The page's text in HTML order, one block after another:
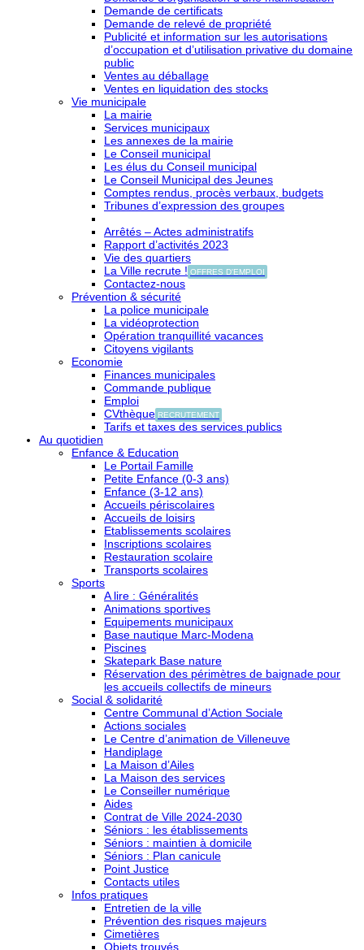
Demande de certificats
Demande de relevé de propriété
Publicité et information sur les autorisations
d’occupation et d’utilisation privative du domaine
public
Ventes au déballage
Ventes en liquidation des stocks
Vie municipale
La mairie
Services municipaux
Les annexes de la mairie
Le Conseil municipal
Les élus du Conseil municipal
Le Conseil Municipal des Jeunes
Comptes rendus, procès verbaux, budgets
Tribunes d’expression des groupes
Arrêtés – Actes administratifs
Rapport d’activités 2023
Vie des quartiers
La Ville recrute ! OFFRES D'EMPLOI
Contactez-nous
Prévention & sécurité
La police municipale
La vidéoprotection
Opération tranquillité vacances
Citoyens vigilants
Economie
Finances municipales
Commande publique
Emploi
CVthèque RECRUTEMENT
Tarifs et taxes des services publics
Au quotidien
Enfance & Education
Le Portail Famille
Petite Enfance (0-3 ans)
Enfance (3-12 ans)
Accueils périscolaires
Accueils de loisirs
Etablissements scolaires
Inscriptions scolaires
Restauration scolaire
Transports scolaires
Sports
A lire : Généralités
Animations sportives
Equipements municipaux
Base nautique Marc-Modena
Piscines
Skatepark Base nature
Réservation des périmètres de baignade pour
les accueils collectifs de mineurs
Social & solidarité
Centre Communal d’Action Sociale
Actions sociales
Le Centre d’animation de Villeneuve
Handiplage
La Maison d’Ailes
La Maison des services
Le Conseiller numérique
Aides
Contrat de Ville 2024-2030
Séniors : les établissements
Séniors : maintien à domicile
Séniors : Plan canicule
Point Justice
Contacts utiles
Infos pratiques
Entretien de la ville
Prévention des risques majeurs
Cimetières
Objets trouvés